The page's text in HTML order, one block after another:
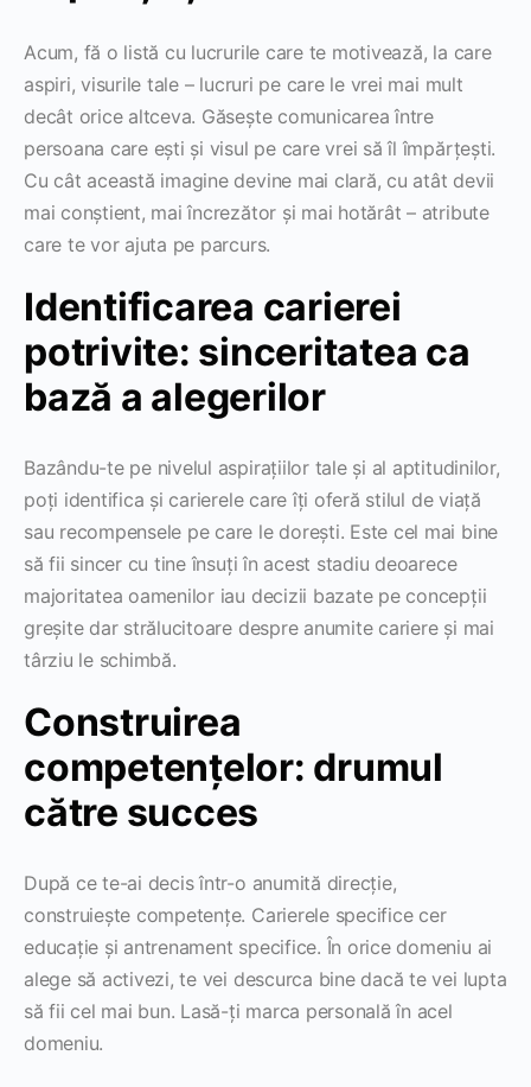
Acum, fă o listă cu lucrurile care te motivează, la care
aspiri, visurile tale – lucruri pe care le vrei mai mult
decât orice altceva. Găsește comunicarea între
persoana care ești și visul pe care vrei să îl împărțești.
Cu cât această imagine devine mai clară, cu atât devii
mai conștient, mai încrezător și mai hotărât – atribute
care te vor ajuta pe parcurs.
Identificarea carierei
potrivite: sinceritatea ca
bază a alegerilor
Bazându-te pe nivelul aspirațiilor tale și al aptitudinilor,
poți identifica și carierele care îți oferă stilul de viață
sau recompensele pe care le dorești. Este cel mai bine
să fii sincer cu tine însuți în acest stadiu deoarece
majoritatea oamenilor iau decizii bazate pe concepții
greșite dar strălucitoare despre anumite cariere și mai
târziu le schimbă.
Construirea
competențelor: drumul
către succes
După ce te-ai decis într-o anumită direcție,
construiește competențe. Carierele specifice cer
educație și antrenament specifice. În orice domeniu ai
alege să activezi, te vei descurca bine dacă te vei lupta
să fii cel mai bun. Lasă-ți marca personală în acel
domeniu.